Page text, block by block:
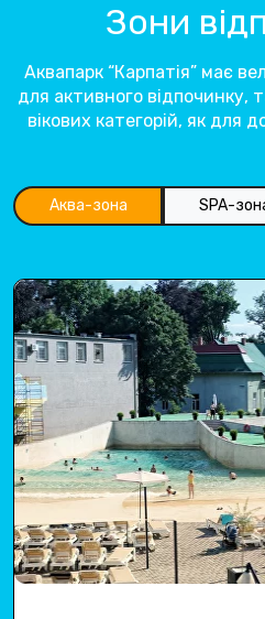
Зони
Аквапарк “Карпатія” має
для активного відпочинку,
вікових категорій, як для
Аква-зона SPA-